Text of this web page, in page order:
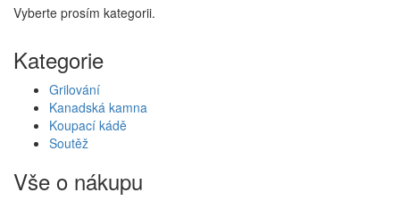
Vyberte prosím kategorii.
Kategorie
Grilování
Kanadská kamna
Koupací kádě
Soutěž
Vše o nákupu